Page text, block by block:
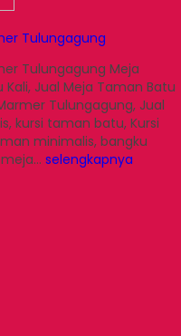
Tulungagung
Tulungagung Meja
Jual Meja Taman Batu
Tulungagung, Jual
kursi taman batu, Kursi
minimalis, bangku
selengkapnya